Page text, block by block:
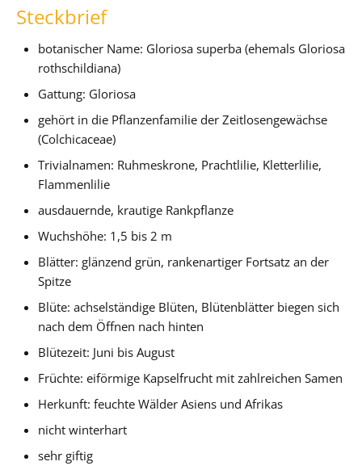
Steckbrief
botanischer Name: Gloriosa superba (ehemals Gloriosa
rothschildiana)
Gattung: Gloriosa
gehört in die Pflanzenfamilie der Zeitlosengewächse
(Colchicaceae)
Trivialnamen: Ruhmeskrone, Prachtlilie, Kletterlilie,
Flammenlilie
ausdauernde, krautige Rankpflanze
Wuchshöhe: 1,5 bis 2 m
Blätter: glänzend grün, rankenartiger Fortsatz an der
Spitze
Blüte: achselständige Blüten, Blütenblätter biegen sich
nach dem Öffnen nach hinten
Blütezeit: Juni bis August
Früchte: eiförmige Kapselfrucht mit zahlreichen Samen
Herkunft: feuchte Wälder Asiens und Afrikas
nicht winterhart
sehr giftig